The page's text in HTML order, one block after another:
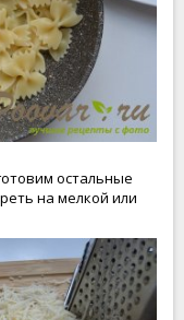
остальные
на мелкой или